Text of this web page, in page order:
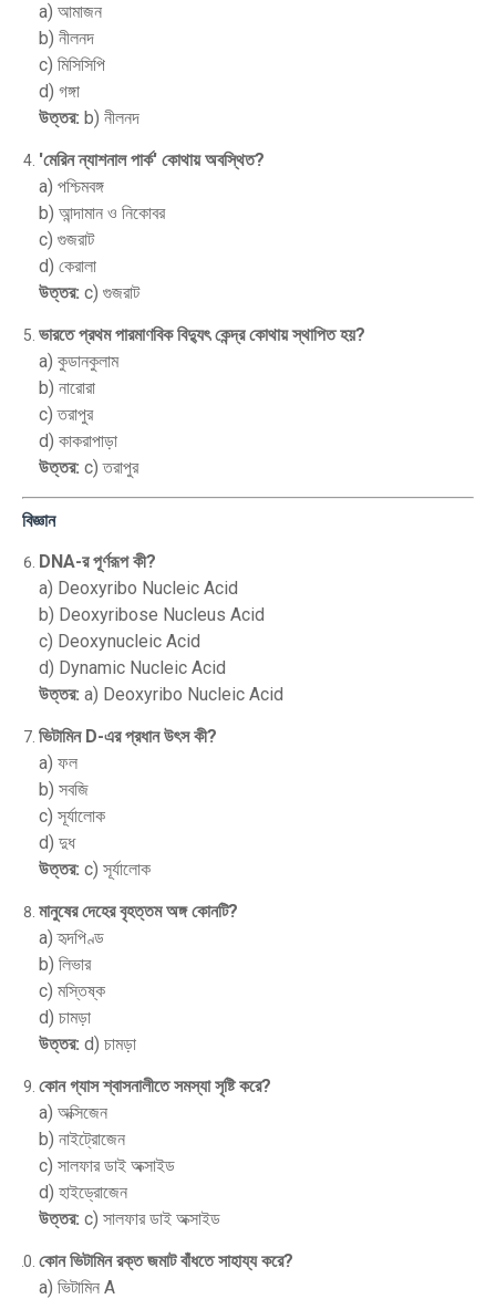
a) আমাজন
b) নীলনদ
c) মিসিসিপি
d) গঙ্গা
উত্তর: b) নীলনদ
'মেরিন ন্যাশনাল পার্ক' কোথায় অবস্থিত?
a) পশ্চিমবঙ্গ
b) আন্দামান ও নিকোবর
c) গুজরাট
d) কেরালা
উত্তর: c) গুজরাট
ভারতে প্রথম পারমাণবিক বিদ্যুৎ কেন্দ্র কোথায় স্থাপিত হয়?
a) কুডানকুলাম
b) নারোরা
c) তরাপুর
d) কাকরাপাড়া
উত্তর: c) তরাপুর
বিজ্ঞান
DNA-র পূর্ণরূপ কী?
a) Deoxyribo Nucleic Acid
b) Deoxyribose Nucleus Acid
c) Deoxynucleic Acid
d) Dynamic Nucleic Acid
উত্তর: a) Deoxyribo Nucleic Acid
ভিটামিন D-এর প্রধান উৎস কী?
a) ফল
b) সবজি
c) সূর্যালোক
d) দুধ
উত্তর: c) সূর্যালোক
মানুষের দেহের বৃহত্তম অঙ্গ কোনটি?
a) হৃদপিণ্ড
b) লিভার
c) মস্তিষ্ক
d) চামড়া
উত্তর: d) চামড়া
কোন গ্যাস শ্বাসনালীতে সমস্যা সৃষ্টি করে?
a) অক্সিজেন
b) নাইট্রোজেন
c) সালফার ডাই অক্সাইড
d) হাইড্রোজেন
উত্তর: c) সালফার ডাই অক্সাইড
কোন ভিটামিন রক্ত জমাট বাঁধতে সাহায্য করে?
a) ভিটামিন A